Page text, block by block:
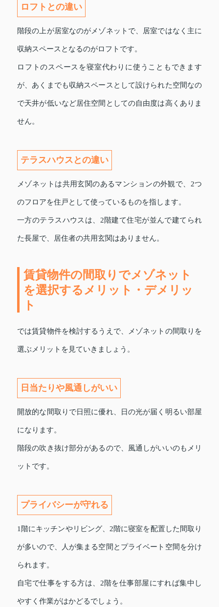
ロフトとの違い
階段の上が居室なのがメゾネットで、居室ではなく主に
収納スペースとなるのがロフトです。
ロフトのスペースを寝室代わりに使うこともできます
が、あくまでも収納スペースとして設けられた空間なの
で天井が低いなど居住空間としての自由度は高くありま
せん。
テラスハウスとの違い
メゾネットは共用玄関のあるマンションの外観で、2つ
のフロアを住戸として使っているものを指します。
一方のテラスハウスは、2階建て住宅が並んで建てられ
た長屋で、居住者の共用玄関はありません。
賃貸物件の間取りでメゾネット
を選択するメリット・デメリッ
ト
では賃貸物件を検討するうえで、メゾネットの間取りを
選ぶメリットを見ていきましょう。
日当たりや風通しがいい
開放的な間取りで日照に優れ、日の光が届く明るい部屋
になります。
階段の吹き抜け部分があるので、風通しがいいのもメリ
ットです。
プライバシーが守れる
1階にキッチンやリビング、2階に寝室を配置した間取り
が多いので、人が集まる空間とプライベート空間を分け
られます。
自宅で仕事をする方は、2階を仕事部屋にすれば集中し
やすく作業がはかどるでしょう。